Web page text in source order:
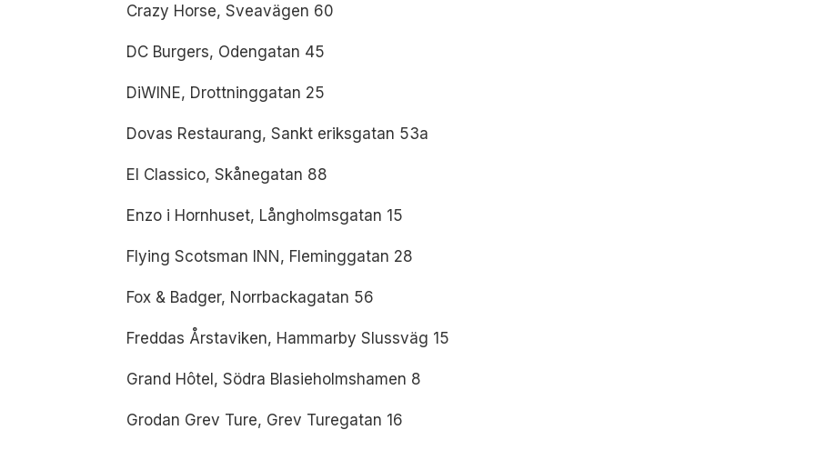
Crazy Horse, Sveavägen 60
DC Burgers, Odengatan 45
DiWINE, Drottninggatan 25
Dovas Restaurang, Sankt eriksgatan 53a
El Classico, Skånegatan 88
Enzo i Hornhuset, Långholmsgatan 15
Flying Scotsman INN, Fleminggatan 28
Fox & Badger, Norrbackagatan 56
Freddas Årstaviken, Hammarby Slussväg 15
Grand Hôtel, Södra Blasieholmshamen 8
Grodan Grev Ture, Grev Turegatan 16